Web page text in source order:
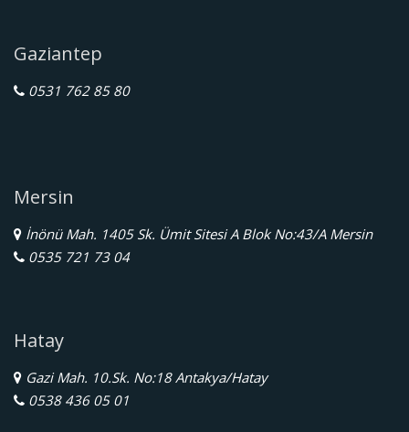
Gaziantep
0531 762 85 80
Mersin
İnönü Mah. 1405 Sk. Ümit Sitesi A Blok No:43/A Mersin
0535 721 73 04
Hatay
Gazi Mah. 10.Sk. No:18 Antakya/Hatay
0538 436 05 01